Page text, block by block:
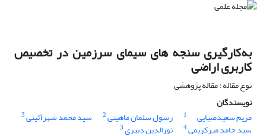
به‌کارگیری سنجه های سیمای سرزمین در تخصیص
کاربری اراضی
نوع مقاله : مقاله پژوهشی
نویسندگان
مریم سعیدصبایی
1 رسول سلمان ماهینی2 سید محمد شهرآئینی3
سید حامد میرکریمی4 نورالدین دبیری3